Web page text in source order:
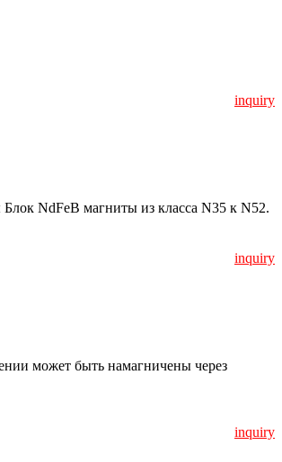
inquiry
NdFeB магниты из класса N35 к N52.
inquiry
может быть намагничены через
inquiry